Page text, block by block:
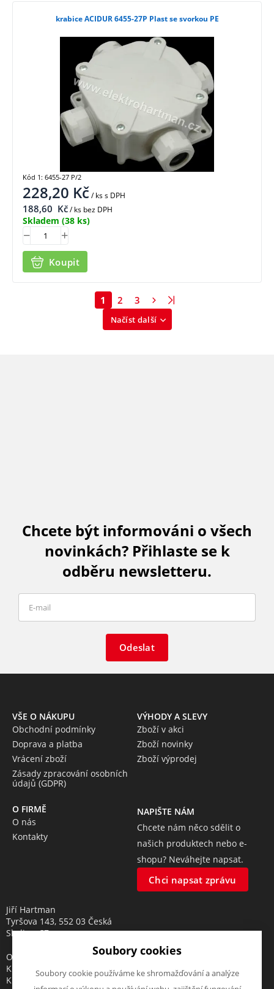
krabice ACIDUR 6455-27P Plast se svorkou PE
228,20 Kč/ kss DPH
188,60 Kč/ ks bez DPH
Skladem (38 ks)
Koupit
Kód 1: 6455-27 P/2
Načíst další
1 2 3
Chcete být informováni o všech
novinkách? Přihlaste se k
odběru newsletteru.
Odeslat
VŠE O NÁKUPU
Obchodní podmínky
Doprava a platba
Vrácení zboží
Zásady zpracování osobních
údajů (GDPR)
VÝHODY A SLEVY
Zboží v akci
Zboží novinky
Zboží výprodej
O FIRMĚ
O nás
Kontakty
NAPIŠTE NÁM
Chcete nám něco sdělit o
našich produktech nebo e-
shopu? Neváhejte napsat.
Chci napsat zprávu
Jiří Hartman
Tyršova 143, 552 03 Česká
Skalice, CZ
Obchodní rejstřík vedený u
Krajského soudu v Hradci
Králové, oddíl A, vložka 18553
Soubory cookies
Soubory cookie používáme ke shromažďování a analýze